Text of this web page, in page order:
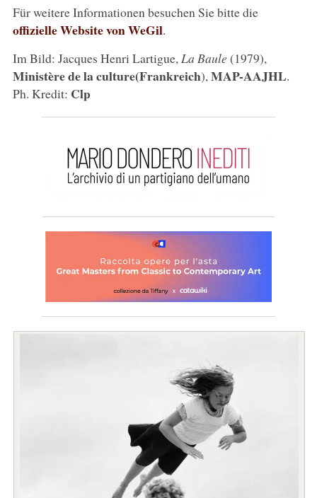
Für weitere Informationen besuchen Sie bitte die
offizielle Website von WeGil.
Im Bild: Jacques Henri Lartigue, La Baule(1979),
Ministère de la culture(Frankreich), MAP-AAJHL.
Ph. Kredit: Clp